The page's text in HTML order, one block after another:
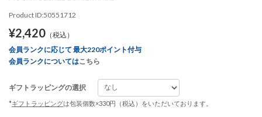
Product ID:50551712
¥2,420 （税込）
会員ランクに応じて 最大220ポイント付与
会員ランクについてはこちら
ギフトラッピングの選択
*ギフトラッピングは包装個数×330円（税込）をいただいております。